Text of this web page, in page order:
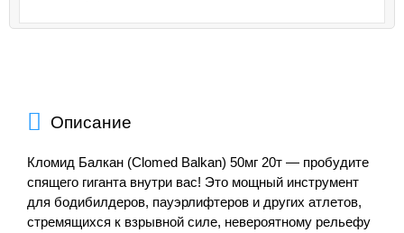
Описание
Кломид Балкан (Clomed Balkan) 50мг 20т — пробудите
спящего гиганта внутри вас! Это мощный инструмент
для бодибилдеров, пауэрлифтеров и других атлетов,
стремящихся к взрывной силе, невероятному рельефу